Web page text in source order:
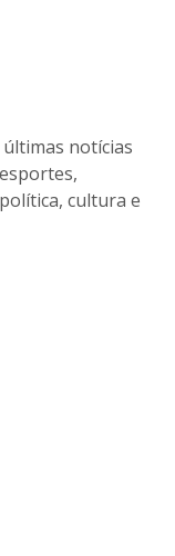
notícias
cultura e